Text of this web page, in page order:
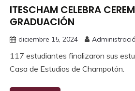
ITESCHAM CELEBRA
GRADUACIÓN
diciembre 15, 2024
117 estudiantes finalizaron sus
Casa de Estudios de Champotón.